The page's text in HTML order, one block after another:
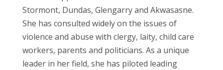
Stormont, Dundas, Glengarry and Akwasasne.
She has consulted widely on the issues of
violence and abuse with clergy, laity, child care
workers, parents and politicians. As a unique
leader in her field, she has piloted leading